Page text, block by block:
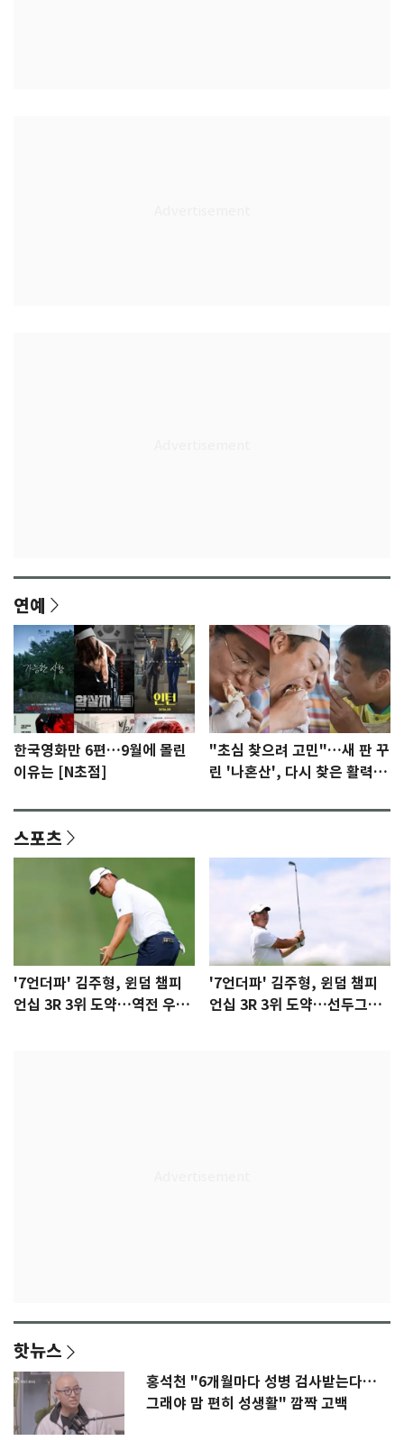
연예
한국영화만 6편…9월에 몰린
이유는 [N초점]
"초심 찾으려 고민"…새 판 꾸
린 '나혼산', 다시 찾은 활력
스포츠
'7언더파' 김주형, 윈덤 챔피
언십 3R 3위 도약…역전 우승
'7언더파' 김주형, 윈덤 챔피
언십 3R 3위 도약…선두그룹
핫뉴스
홍석천 "6개월마다 성병 검사받는다…
그래야 맘 편히 성생활" 깜짝 고백